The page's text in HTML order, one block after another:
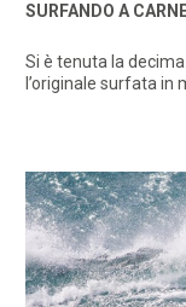
SURFANDO A
Si è tenuta la
l’originale surfata in